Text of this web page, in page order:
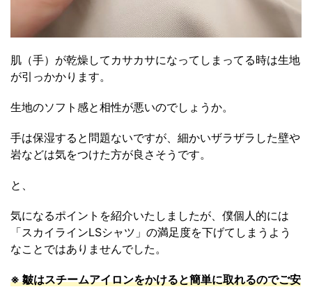
肌（手）が乾燥してカサカサになってしまってる時は生地
が引っかかります。
生地のソフト感と相性が悪いのでしょうか。
手は保湿すると問題ないですが、細かいザラザラした壁や
岩などは気をつけた方が良さそうです。
と、
気になるポイントを紹介いたしましたが、僕個人的には
「スカイラインLSシャツ」の満足度を下げてしまうよう
なことではありませんでした。
※ 皺はスチームアイロンをかけると簡単に取れるのでご安